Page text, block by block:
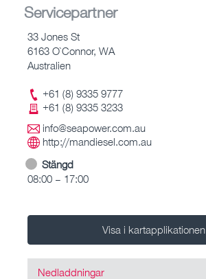
Servicepartner
33 Jones St
6163 O`Connor, WA
Australien
+61 (8) 9335 9777
+61 (8) 9335 3233
info@seapower.com.au
http://mandiesel.com.au
Stängd
08:00 – 17:00
Visa i kartapplikationen
Nedladdningar